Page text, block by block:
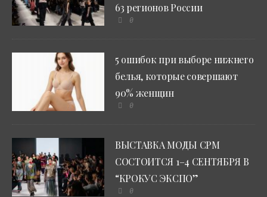
63 регионов России
0
5 ошибок при выборе нижнего
белья, которые совершают
90% женщин
0
ВЫСТАВКА МОДЫ CPM
СОСТОИТСЯ 1–4 СЕНТЯБРЯ В
“КРОКУС ЭКСПО”
0